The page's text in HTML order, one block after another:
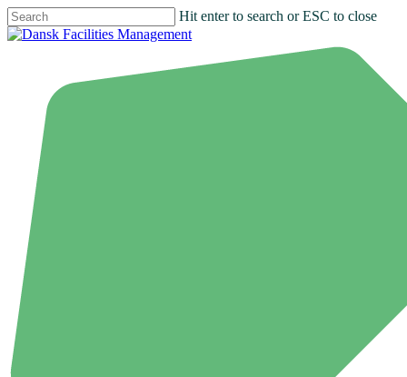
Hit enter to search or ESC to close
Close